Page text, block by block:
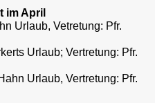
im April
Urlaub, Vetretung: Pfr.
Urlaub; Vertretung: Pfr.
Urlaub, Vertretung: Pfr.